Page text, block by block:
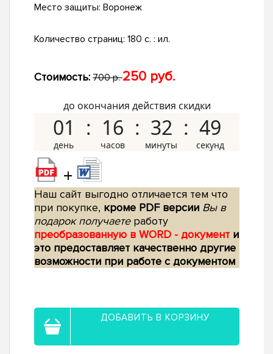
Место защиты: Воронеж
Количество страниц: 180 с. : ил.
Стоимость: 700 р.250 руб.
до окончания действия скидки
01 16 32 48
+
Наш сайт выгодно отличается тем что
при покупке, кроме PDF версии Вы в
подарок получаетеработу
преобразованную в WORD - документ и
это предоставляет качественно другие
возможности при работе с документом
ДОБАВИТЬ В КОРЗИНУ